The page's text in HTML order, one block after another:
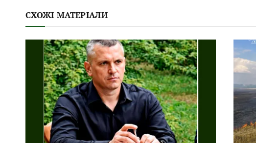
СХОЖІ МАТЕРІАЛИ